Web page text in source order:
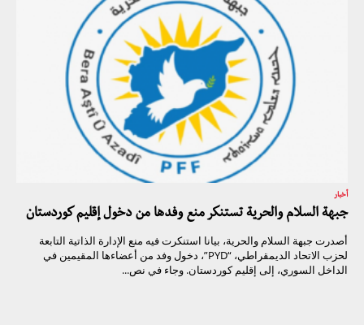
أخبار
جبهة السلام والحرية تستنكر منع وفدها من دخول إقليم كوردستان
أصدرت جبهة السلام والحرية، بيانا استنكرت فيه منع الإدارة الذاتية التابعة
لحزب الاتحاد الديمقراطي، “PYD”، دخول وفد من أعضاءها المقيمين في
الداخل السوري، إلى إقليم كوردستان. وجاء في نص...